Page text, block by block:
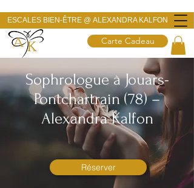
ESCALES BIEN-ÊTRE @ ALEXANDRA KALFON
Carte Cadeau
Sophrologue à Jouars-
Pontchartrain (78) –
Alexandra Kalfon
Réserver